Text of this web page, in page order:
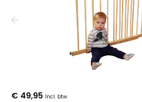
€ 49,95 Incl. btw